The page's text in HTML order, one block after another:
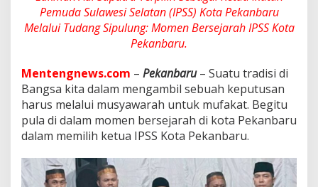
n
g
L
u
a
n
A
d
i
S
a
Pemuda Sulawesi Selatan (IPSS) Kota Pekanbaru
Melalui Tudang Sipulung: Momen Bersejarah IPSS Kota
Pekanbaru.
Mentengnews.com – Pekanbaru– Suatu tradisi di
Bangsa kita dalam mengambil sebuah keputusan
harus melalui musyawarah untuk mufakat. Begitu
pula di dalam momen bersejarah di kota Pekanbaru
dalam memilih ketua IPSS Kota Pekanbaru.